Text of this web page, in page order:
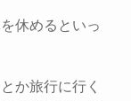
休めるといっ
か旅行に行く